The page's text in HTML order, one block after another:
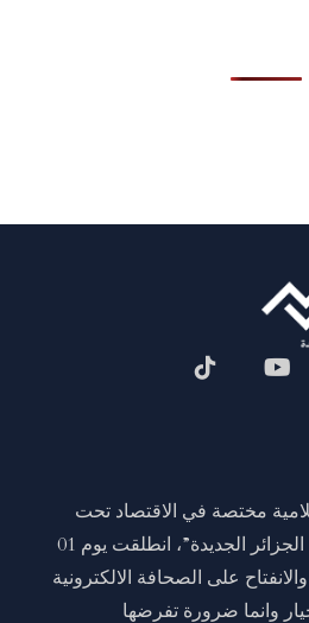
مختصة في الاقتصاد تحت
شعار “نافذة على اقتصاد الجزائر الجديدة”، انطلقت يوم 01
والانفتاح على الصحافة الالكترونية
وانما ضرورة تفرضها